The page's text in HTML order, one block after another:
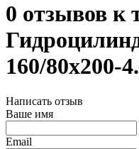
0 отзывов к
160/80х200-
Написать отзыв
Ваше имя
Email